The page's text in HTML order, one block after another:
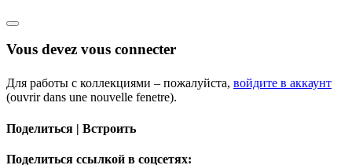
Vous devez vous connecter
Для работы с коллекциями – пожалуйста, войдите в аккаунт
(ouvrir dans une nouvelle fenetre).
Поделиться | Встроить
Поделиться ссылкой в соцсетях: